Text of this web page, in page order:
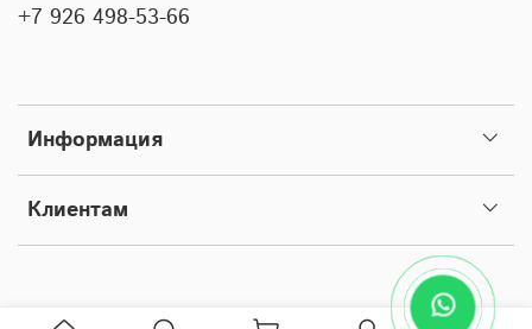
Информация
Клиентам
+7 926 498-53-66